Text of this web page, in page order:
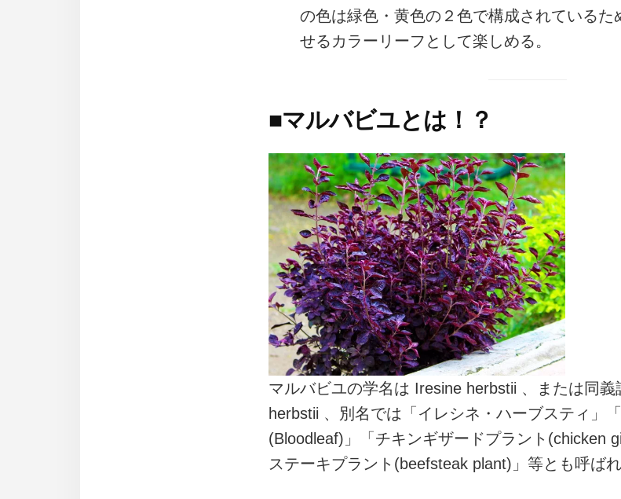
の色は緑色・黄色の２色で構成されているた
せるカラーリーフとして楽しめる。
■マルバビユとは！？
マルバビユの学名は Iresine herbstii 、または同
herbstii 、別名では「イレシネ・ハーブスティ」
(Bloodleaf)」「チキンギザードプラント(chicken
ステーキプラント(beefsteak plant)」等とも呼ばれ